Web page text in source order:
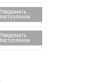
Уведомить
Уведомить